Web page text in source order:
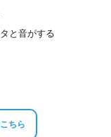
と音がする
ちら